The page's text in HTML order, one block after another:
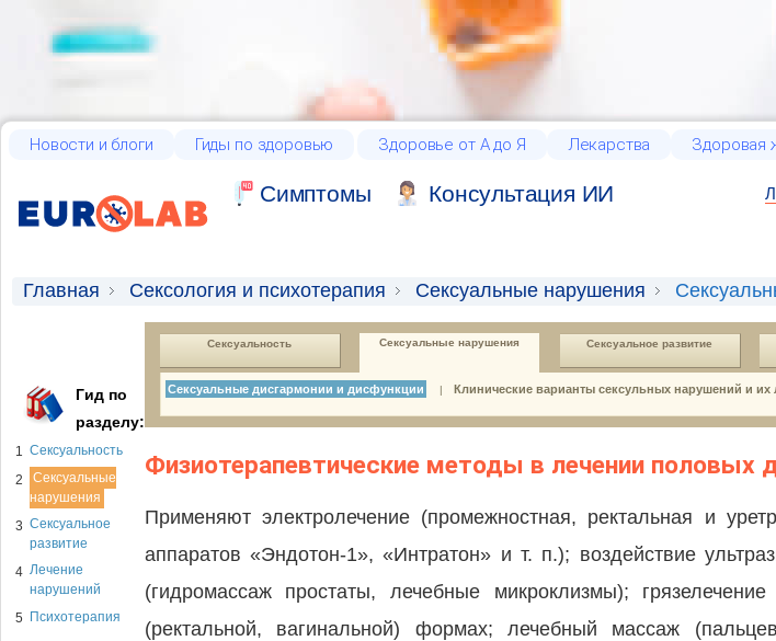
Новости и блоги Гиды по здоровью Здоровье от А до Я Лекарства Здоровая
Cимптомы Консультация ИИ
Главная Сексология и психотерапия Cексуальные нарушения
Гид по
разделу:
1 Сексуальность
2
Cексуальные
нарушения
3 Сексуальное
развитие
4 Лечение
нарушений
5
Психотерапия
Сексуальность Cексуальные нарушения Сексуальное развитие
Сексуальные дисгармонии и дисфункции | Клинические варианты сексульных нарушений и их
Физиотерапевтические методы в лечении половых
Применяют электролечение (промежностная, ректальная и
аппаратов «Эндотон-1», «Интратон» и т. п.); воздействие
(гидромассаж простаты, лечебные микроклизмы);
(ректальной, вагинальной) формах; лечебный массаж